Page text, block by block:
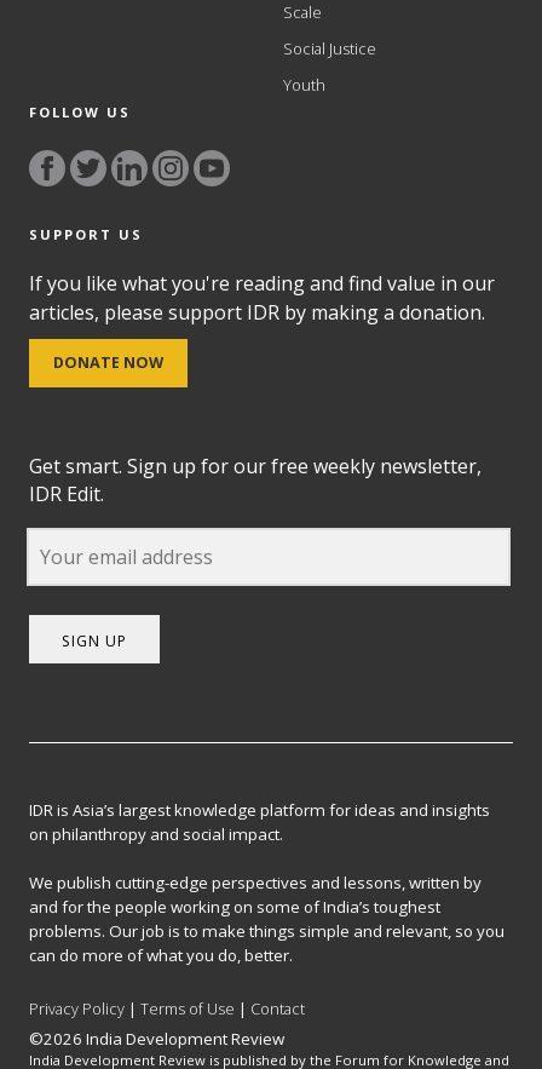
Scale
Social Justice
Youth
FOLLOW US
SUPPORT US
If you like what you're reading and find value in our
articles, please support IDR by making a donation.
DONATE NOW
Get smart. Sign up for our free weekly newsletter,
IDR Edit.
SIGN UP
IDR is Asia’s largest knowledge platform for ideas and insights
on philanthropy and social impact.
We publish cutting-edge perspectives and lessons, written by
and for the people working on some of India’s toughest
problems. Our job is to make things simple and relevant, so you
can do more of what you do, better.
Privacy Policy |Terms of Use | Contact
©2026 India Development Review
India Development Review is published by the Forum for Knowledge and